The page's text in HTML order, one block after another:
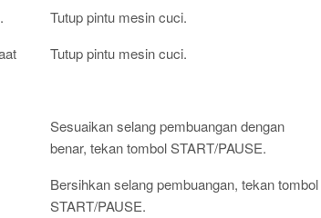
Tutup pintu mesin cuci.
Tutup pintu mesin cuci.
Sesuaikan selang pembuangan dengan
benar, tekan tombol START/PAUSE.
Bersihkan selang pembuangan, tekan tombol
START/PAUSE.